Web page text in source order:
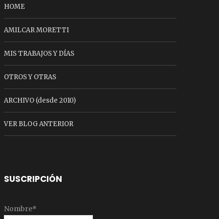
HOME
AMILCAR MORETTI
MIS TRABAJOS Y DÍAS
OTROS Y OTRAS
ARCHIVO (desde 2010)
VER BLOG ANTERIOR
SUSCRIPCIÓN
Nombre*